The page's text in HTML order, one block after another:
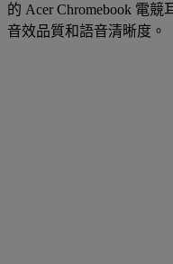
的 Acer Chromebook 電
音效品質和語音清晰度。